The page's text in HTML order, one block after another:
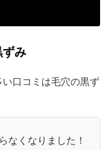
ずみ
口コミは毛穴の黒ず
なくなりました！